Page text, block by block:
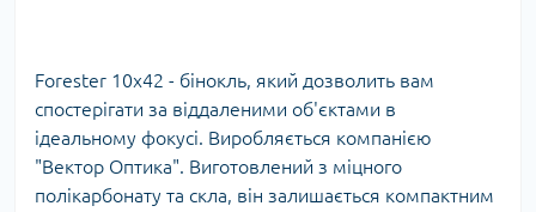
Forester 10x42 - бінокль, який дозволить вам
спостерігати за віддаленими об'єктами в
ідеальному фокусі. Виробляється компанією
"Вектор Оптика". Виготовлений з міцного
полікарбонату та скла, він залишається компактним